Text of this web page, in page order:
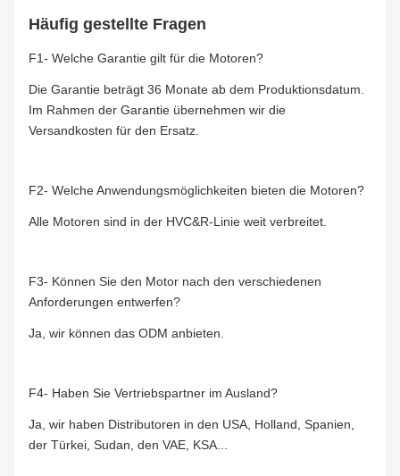
Häufig gestellte Fragen
F1- Welche Garantie gilt für die Motoren?
Die Garantie beträgt 36 Monate ab dem Produktionsdatum.
Im Rahmen der Garantie übernehmen wir die
Versandkosten für den Ersatz.
F2- Welche Anwendungsmöglichkeiten bieten die Motoren?
Alle Motoren sind in der HVC&R-Linie weit verbreitet.
F3- Können Sie den Motor nach den verschiedenen
Anforderungen entwerfen?
Ja, wir können das ODM anbieten.
F4- Haben Sie Vertriebspartner im Ausland?
Ja, wir haben Distributoren in den USA, Holland, Spanien,
der Türkei, Sudan, den VAE, KSA...